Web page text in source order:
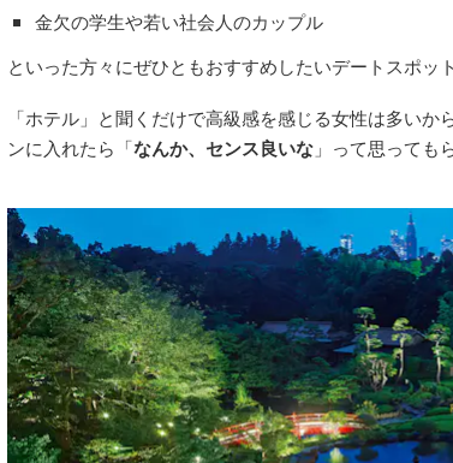
金欠の学生や若い社会人のカップル
といった方々にぜひともおすすめしたいデートスポッ
「ホテル」と聞くだけで高級感を感じる女性は多い
ンに入れたら「なんか、センス良いな 」って思っても